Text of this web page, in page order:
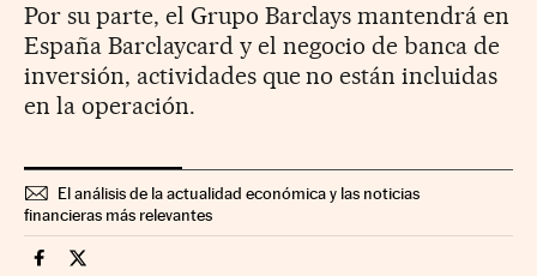
Por su parte, el Grupo Barclays mantendrá en
España Barclaycard y el negocio de banca de
inversión, actividades que no están incluidas
en la operación.
El análisis de la actualidad económica y las noticias
financieras más relevantes
Mercados Financieros Cinco Días en Facebook
Mercados Financieros Cinco Días en Twitter